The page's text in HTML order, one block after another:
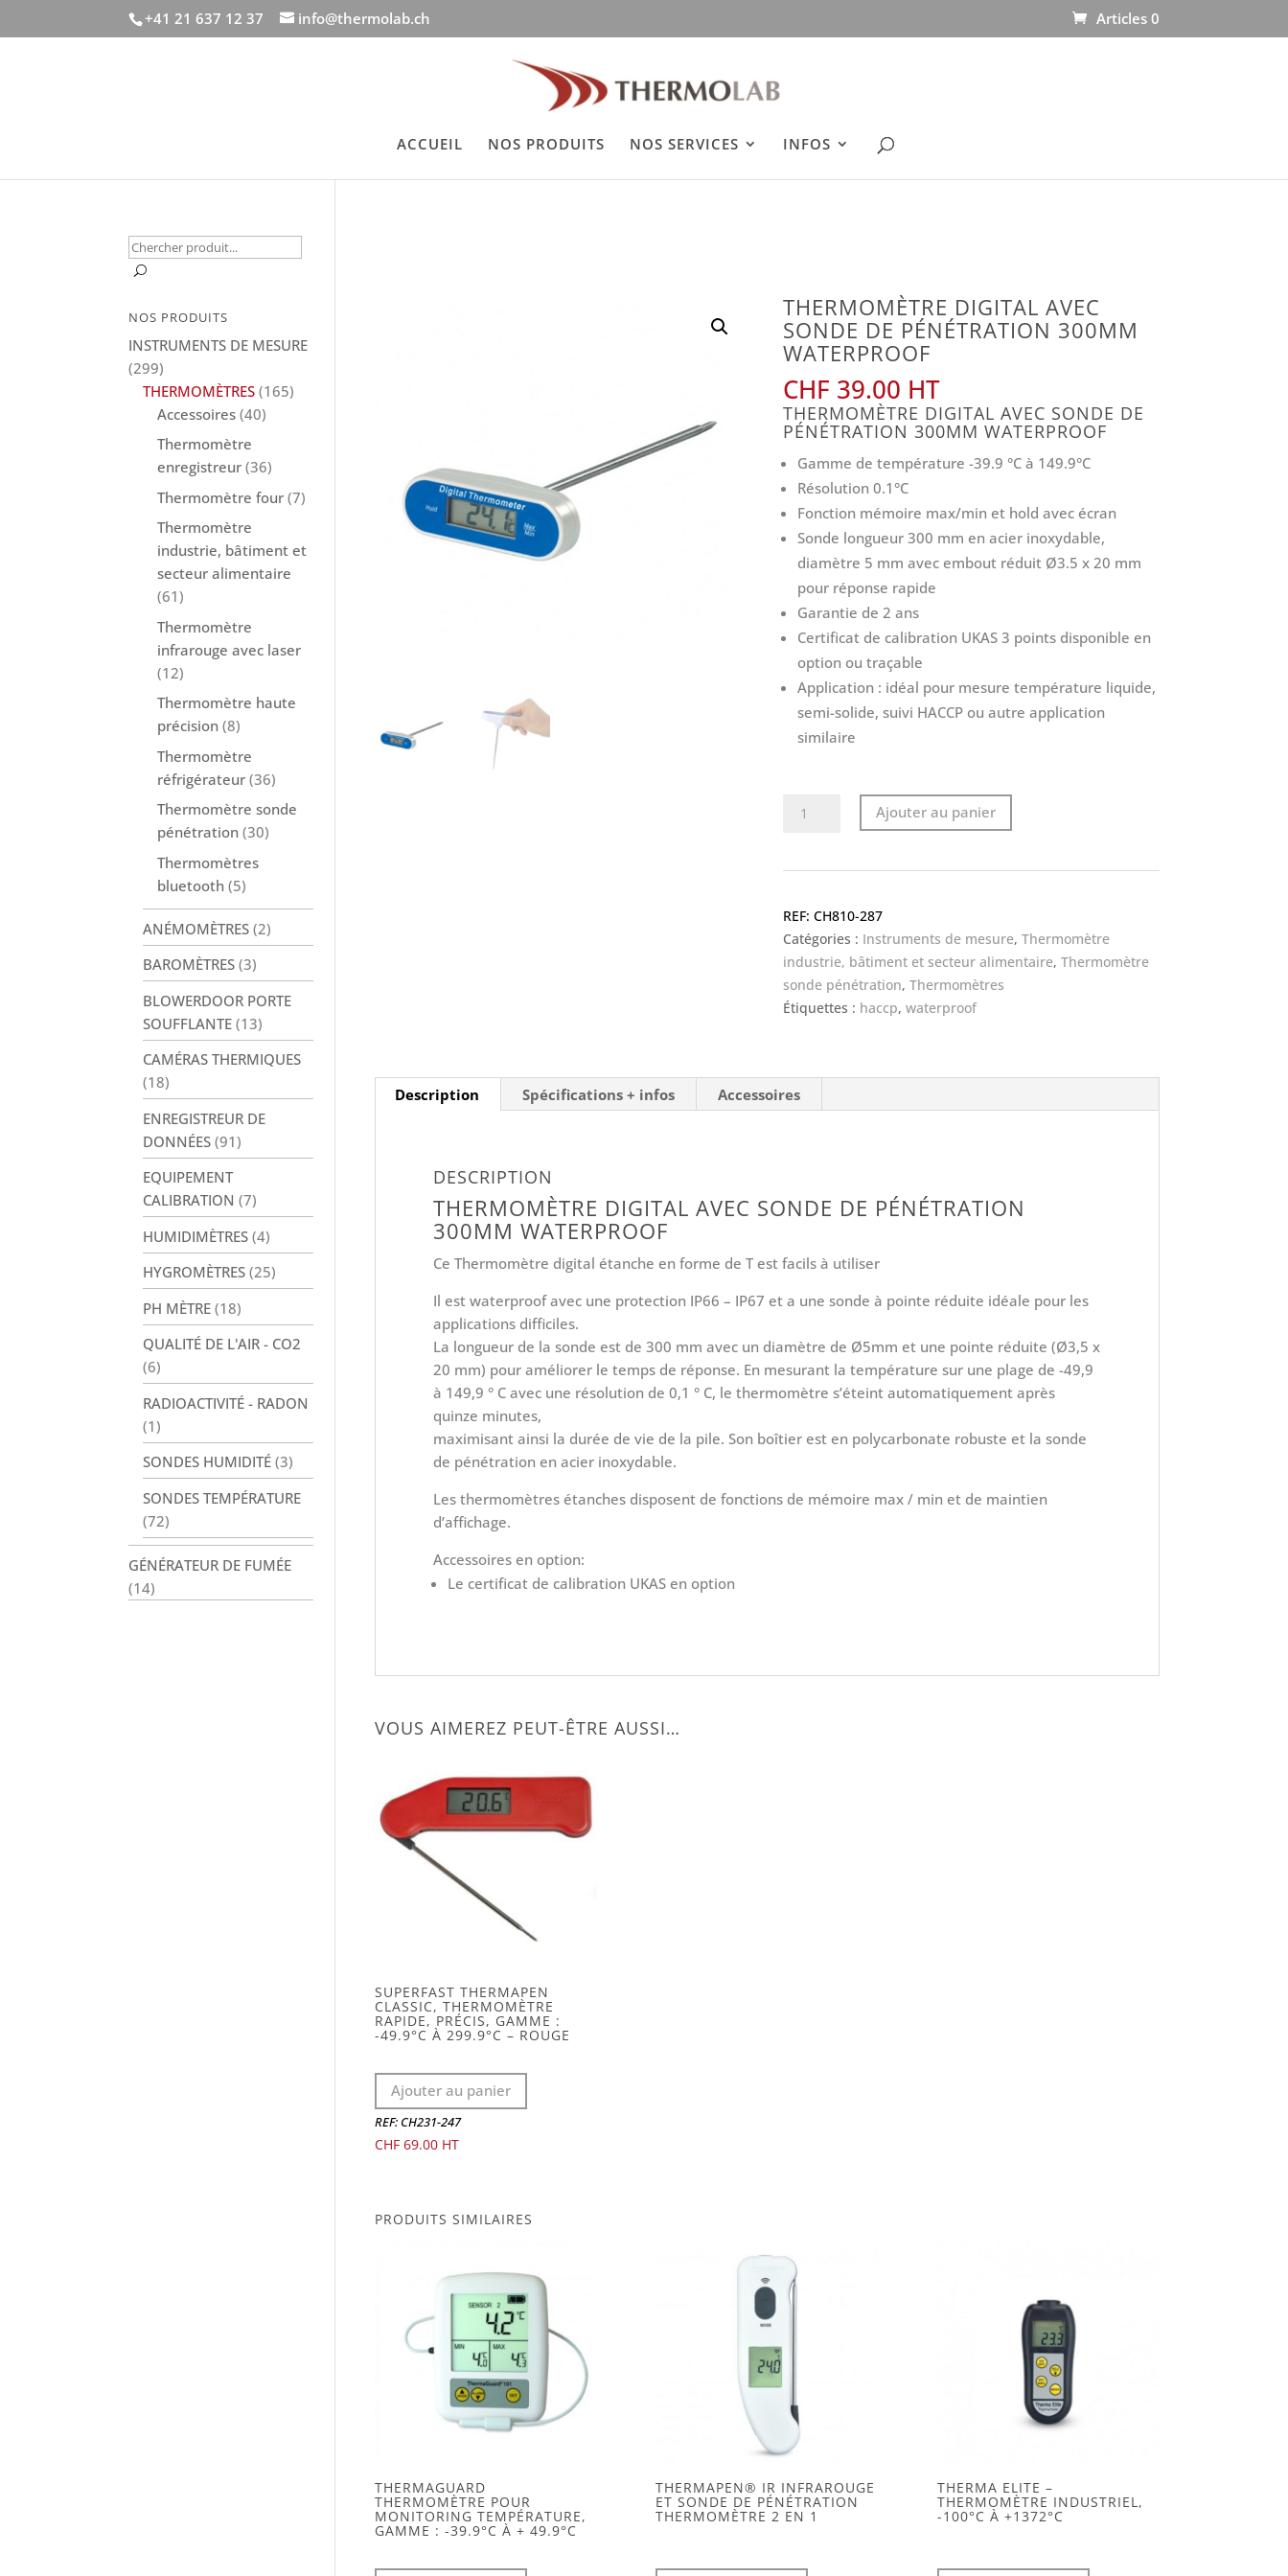
+41 21 637 12 37 info@thermolab.ch Articles 0
ACCUEIL NOS PRODUITS NOS SERVICES INFOS
THERMOMÈTRE DIGITAL AVEC
SONDE DE PÉNÉTRATION 300MM
WATERPROOF
CHF 39.00
THERMOMÈTRE DIGITAL AVEC SONDE DE
PÉNÉTRATION 300MM WATERPROOF
Gamme de température -39.9 °C à 149.9°C
Résolution 0.1°C
Fonction mémoire max/min et hold avec écran
Sonde longueur 300 mm en acier inoxydable,
diamètre 5 mm avec embout réduit Ø3.5 x 20 mm
pour réponse rapide
Garantie de 2 ans
Certificat de calibration UKAS 3 points disponible en
option ou traçable
Application : idéal pour mesure température liquide,
semi-solide, suivi HACCP ou autre application
similaire
quantité
digital
sonde
de
pénétration
300mm
waterproof
Ajouter au panier
CH810-287
Catégories : Instruments de mesure, Thermomètre
industrie, bâtiment et secteur alimentaire, Thermomètre
sonde pénétration, Thermomètres
Étiquettes : haccp, waterproof
Description Spécifications + infos Accessoires
DESCRIPTION
THERMOMÈTRE DIGITAL AVEC SONDE DE PÉNÉTRATION
300MM WATERPROOF
Ce Thermomètre digital étanche en forme de T est facils à utiliser
Il est waterproof avec une protection IP66 – IP67 et a une sonde à pointe réduite idéale pour les
applications difficiles.
La longueur de la sonde est de 300 mm avec un diamètre de Ø5mm et une pointe réduite (Ø3,5 x
20 mm) pour améliorer le temps de réponse. En mesurant la température sur une plage de -49,9
à 149,9 ° C avec une résolution de 0,1 ° C, le thermomètre s’éteint automatiquement après
quinze minutes,
maximisant ainsi la durée de vie de la pile. Son boîtier est en polycarbonate robuste et la sonde
de pénétration en acier inoxydable.
Les thermomètres étanches disposent de fonctions de mémoire max / min et de maintien
d’affichage.
Accessoires en option:
Le certificat de calibration UKAS en option
VOUS AIMEREZ PEUT-ÊTRE AUSSI…
SUPERFAST THERMAPEN
CLASSIC, THERMOMÈTRE
RAPIDE, PRÉCIS, GAMME :
-49.9°C À 299.9°C – ROUGE
Ajouter au panier
REF: CH231-247
CHF 69.00
PRODUITS SIMILAIRES
THERMAGUARD
THERMOMÈTRE POUR
MONITORING TEMPÉRATURE,
GAMME : -39.9°C À + 49.9°C
Ce
THERMAPEN® IR INFRAROUGE
ET SONDE DE PÉNÉTRATION
THERMOMÈTRE 2 EN 1
THERMA ELITE –
THERMOMÈTRE INDUSTRIEL,
-100°C À +1372°C
Recherche
pour :
U
NOS PRODUITS
INSTRUMENTS DE MESURE
(299)
THERMOMÈTRES (165)
Accessoires (40)
Thermomètre
enregistreur (36)
Thermomètre four (7)
Thermomètre
industrie, bâtiment et
secteur alimentaire
(61)
Thermomètre
infrarouge avec laser
(12)
Thermomètre haute
précision (8)
Thermomètre
réfrigérateur (36)
Thermomètre sonde
pénétration (30)
Thermomètres
bluetooth (5)
ANÉMOMÈTRES (2)
BAROMÈTRES (3)
BLOWERDOOR PORTE
SOUFFLANTE (13)
CAMÉRAS THERMIQUES
(18)
ENREGISTREUR DE
DONNÉES (91)
EQUIPEMENT
CALIBRATION (7)
HUMIDIMÈTRES (4)
HYGROMÈTRES (25)
PH MÈTRE (18)
QUALITÉ DE L'AIR - CO2
(6)
RADIOACTIVITÉ - RADON
(1)
SONDES HUMIDITÉ (3)
SONDES TEMPÉRATURE
(72)
GÉNÉRATEUR DE FUMÉE
(14)